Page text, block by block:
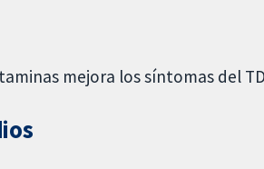
mejora los síntomas del